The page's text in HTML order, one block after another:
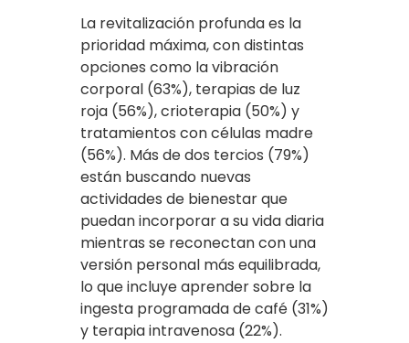
La revitalización profunda es la
prioridad máxima, con distintas
opciones como la vibración
corporal (63%), terapias de luz
roja (56%), crioterapia (50%) y
tratamientos con células madre
(56%). Más de dos tercios (79%)
están buscando nuevas
actividades de bienestar que
puedan incorporar a su vida diaria
mientras se reconectan con una
versión personal más equilibrada,
lo que incluye aprender sobre la
ingesta programada de café (31%)
y terapia intravenosa (22%).